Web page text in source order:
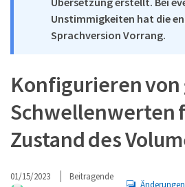
Unstimmigkeiten hat die
Sprachversion Vorrang.
Konfigurieren von
Schwellenwerten
Zustand des
01/15/2023 Beitragende